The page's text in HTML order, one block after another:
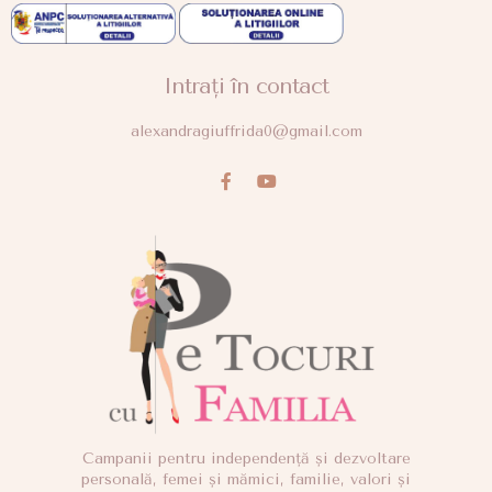
Campanii pentru independență și dezvoltare
personală, femei și mămici, familie, valori și
Intrați în contact
alexandragiuffrida0@gmail.com